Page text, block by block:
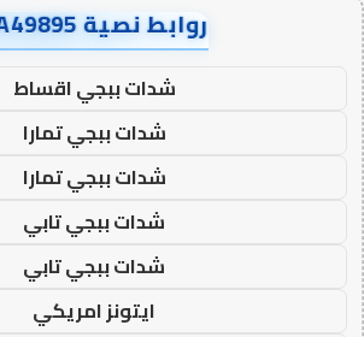
روابط نصية AA49895
شدات ببجي اقساط
شدات ببجي تمارا
شدات ببجي تمارا
شدات ببجي تابي
شدات ببجي تابي
ايتونز امريكي